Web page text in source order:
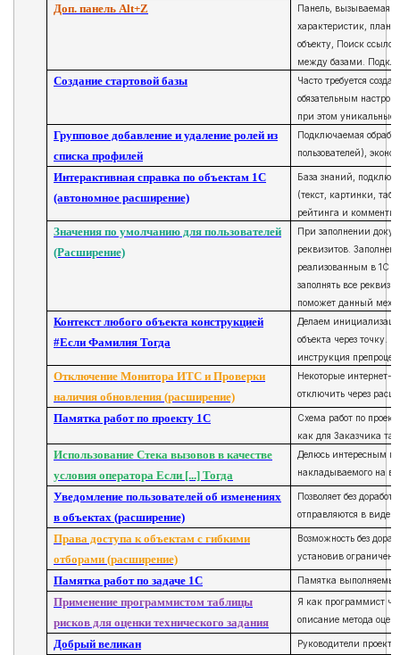
Доп. панель Alt+Z
Панель, вызываемая
характеристик,
объекту, Поиск
между базами.
Создание стартовой базы
Часто требуется
обязательным
при этом уникальные
Групповое добавление и удаление ролей из
списка профилей
Подключаемая
пользователей),
Интерактивная справка по объектам 1С
(автономное расширение)
База знаний,
(текст, картинки,
рейтинга и
Значения по умолчанию для пользователей
(Расширение)
При заполнении
реквизитов.
реализованным в 1С
заполнять все
поможет данный
Контекст любого объекта конструкцией
#Если Фамилия Тогда
Делаем
объекта через точку.
инструкция
Отключение Монитора ИТС и Проверки
наличия обновления (расширение)
Некоторые интернет-
отключить через
Памятка работ по проекту 1С
Схема работ по
как для Заказчика
Использование Стека вызовов в качестве
условия оператора Если [...] Тогда
Делюсь интересным
накладываемого на
Уведомление пользователей об изменениях
в объектах (расширение)
Позволяет без
отправляются в виде
Права доступа к объектам с гибкими
отборами (расширение)
Возможность без
установив
Памятка работ по задаче 1С Памятка
Применение программистом таблицы
рисков для оценки технического задания
Я как программист
описание метода
Добрый великан Руководители